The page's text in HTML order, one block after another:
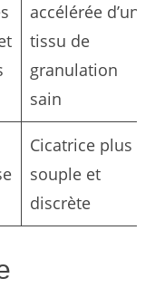
accélérée d’un
tissu de
granulation
sain
Cicatrice plus
souple et
discrète